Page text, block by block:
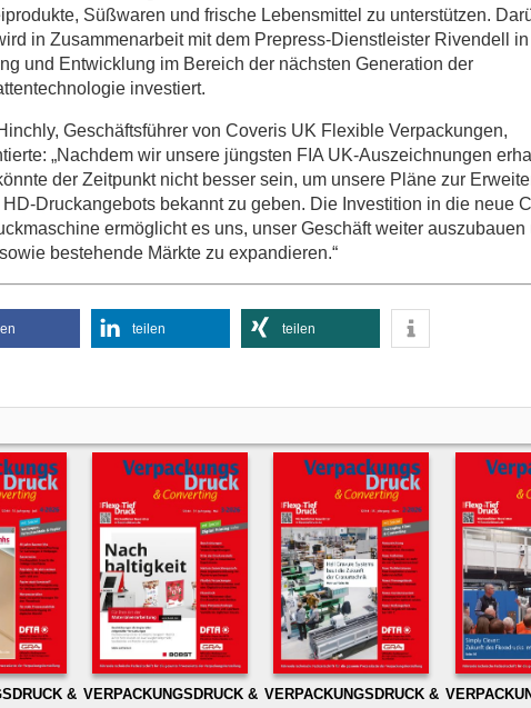
Süßwaren und frische Lebensmittel zu unterstützen.
in Zusammenarbeit mit dem Prepress-Dienstleister Rivendell in
und Entwicklung im Bereich der nächsten Generation der
investiert.
Geschäftsführer von Coveris UK Flexible Verpackungen,
„Nachdem wir unsere jüngsten FIA UK-Auszeichnungen
der Zeitpunkt nicht besser sein, um unsere Pläne zur
HD-Druckangebots bekannt zu geben. Die Investition in die neue
ermöglicht es uns, unser Geschäft weiter auszubauen
bestehende Märkte zu expandieren.“
teilen teilen
& VERPACKUNGSDRUCK & VERPACKUNGSDRUCK &